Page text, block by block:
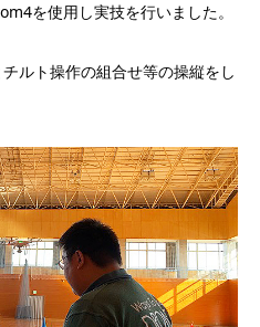
を使用し実技を行いました。
ルト操作の組合せ等の操縦をし